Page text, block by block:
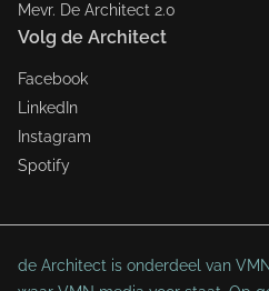
Mevr. De Architect 2.0
Volg de Architect
Facebook
LinkedIn
Instagram
Spotify
de Architect is onderdeel van